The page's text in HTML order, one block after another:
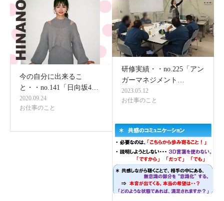
今の自分に出来るこ
と・・no.141「日向坂4…
2020.09.24
お仕事のこと
研修実績・・no.225「アン
ガーマネジメント…
2023.05.12
お仕事のこと